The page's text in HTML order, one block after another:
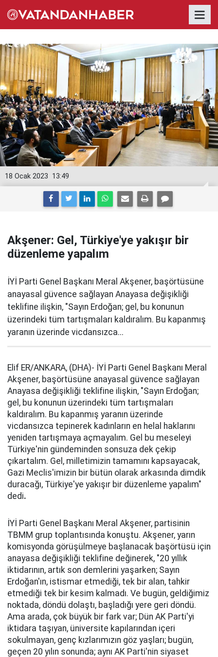
13:49
18 Ocak 2023
Akşener: Gel, Türkiye'ye yakışır bir
düzenleme yapalım
İYİ Parti Genel Başkanı Meral Akşener, başörtüsüne
anayasal güvence sağlayan Anayasa değişikliği
teklifine ilişkin, "Sayın Erdoğan; gel, bu konunun
üzerindeki tüm tartışmaları kaldıralım. Bu kapanmış
yaranın üzerinde vicdansızca...
Elif ER/ANKARA, (DHA)- İYİ Parti Genel Başkanı Meral
Akşener, başörtüsüne anayasal güvence sağlayan
Anayasa değişikliği teklifine ilişkin, "Sayın Erdoğan;
gel, bu konunun üzerindeki tüm tartışmaları
kaldıralım. Bu kapanmış yaranın üzerinde
vicdansızca tepinerek kadınların en helal haklarını
yeniden tartışmaya açmayalım. Gel bu meseleyi
Türkiye'nin gündeminden sonsuza dek çekip
çıkartalım. Gel, milletimizin tamamını kapsayacak,
Gazi Meclis'imizin bir bütün olarak arkasında dimdik
duracağı, Türkiye'ye yakışır bir düzenleme yapalım"
dedi.
İYİ Parti Genel Başkanı Meral Akşener, partisinin
TBMM grup toplantısında konuştu. Akşener, yarın
komisyonda görüşülmeye başlanacak başörtüsü için
anayasa değişikliği teklifine değinerek, "20 yıllık
iktidarının, artık son demlerini yaşarken; Sayın
Erdoğan'ın, istismar etmediği, tek bir alan, tahkir
etmediği tek bir kesim kalmadı. Ve bugün, geldiğimiz
noktada, döndü dolaştı, başladığı yere geri döndü.
Ama arada, çok büyük bir fark var; Dün AK Parti'yi
iktidara taşıyan, üniversite kapılarından içeri
sokulmayan, genç kızlarımızın göz yaşları; bugün,
geçen 20 yılın sonunda; aynı AK Parti'nin siyaset